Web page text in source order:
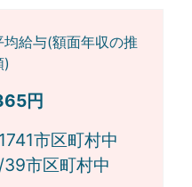
給与(額面年収の推
)
円
市区町村中
市区町村中